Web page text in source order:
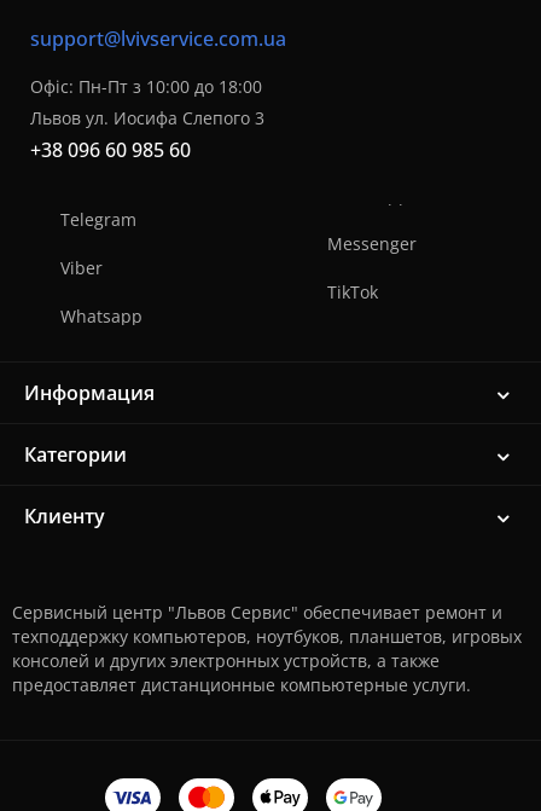
support@lvivservice.com.ua
Офіс: Пн-Пт з 10:00 до 18:00
Львов ул. Иосифа Слепого 3
+38 096 60 985 60
Telegram
Viber
Whatsapp
Messenger
TikTok
Информация
Категории
Клиенту
Сервисный центр "Львов Сервис" обеспечивает ремонт и
техподдержку компьютеров, ноутбуков, планшетов, игровых
консолей и других электронных устройств, а также
предоставляет дистанционные компьютерные услуги.